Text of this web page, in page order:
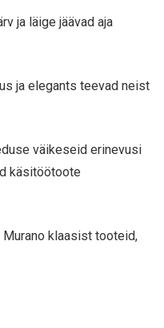
ja läige jäävad aja
ja elegants teevad neist
väikeseid erinevusi
käsitöötoote
klaasist tooteid,